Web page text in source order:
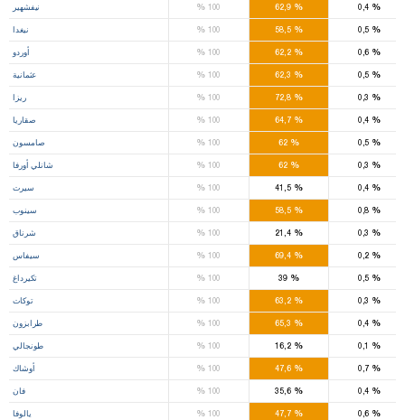
نيفشهير %100 %
62,9 %
نيغدا %100 %
58,5 %
أوردو %100 %
62,2 %
عثمانية %100 % %
ريزا %100 %
72,8 %
صقاريا %100 %
64,7 %
صامسون %100 % %
شانلي أورفا %100 % %
سيرت %100 %
41,5 %
سينوب %100 %
58,5 %
شرناق %100 %
21,4 %
سيفاس %100 %
69,4 %
تكيرداغ %100 % %
توكات %100 %
63,2 %
طرابزون %100 % %
طونجالي %100 %
16,2 %
أوشاك %100 %
47,6 %
فان %100 %
35,6 %
يالوفا %100 %
47,7 %